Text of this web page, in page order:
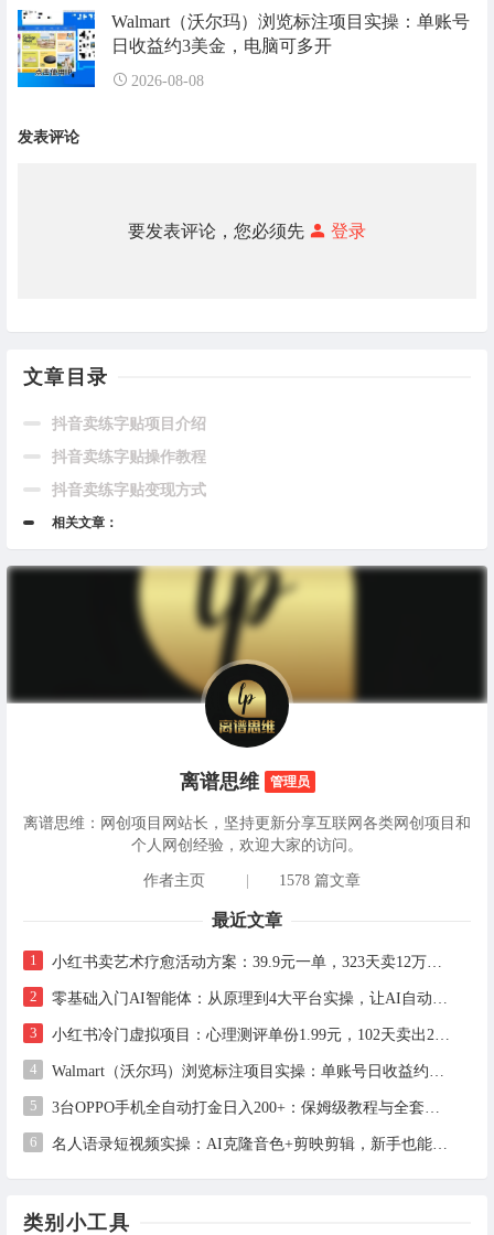
Walmart（沃尔玛）浏览标注项目实操：单账号
日收益约3美金，电脑可多开
2026-08-08
发表评论
要发表评论，您必须先 登录
文章目录
抖音卖练字贴项目介绍
抖音卖练字贴操作教程
抖音卖练字贴变现方式
相关文章：
离谱思维 管理员
离谱思维：网创项目网站长，坚持更新分享互联网各类网创项目和
个人网创经验，欢迎大家的访问。
作者主页 1578 篇文章
最近文章
1
2
3
4
5
6
类别小工具